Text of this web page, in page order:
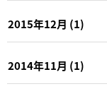
2015年12月 (1)
2014年11月 (1)